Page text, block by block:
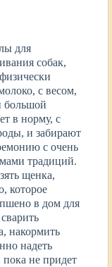
для
собак,
с весом,
большой
в норму, с
и забирают
с очень
традиций.
щенка,
которое
в дом для
накормить
надеть
не придет